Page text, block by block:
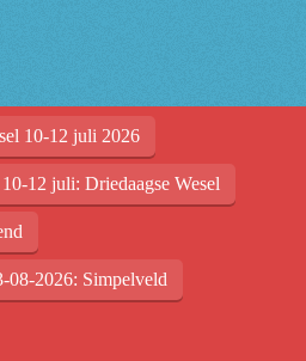
10-12 juli 2026
10-12 juli: Driedaagse Wesel
08-2026: Simpelveld